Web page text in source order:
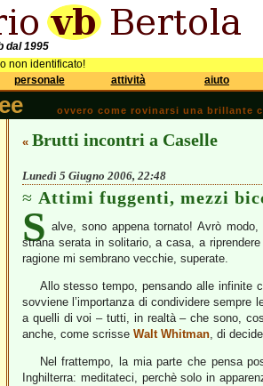
dal 1995
non identificato!
personale attività aiuto
ovvero come rovinarsi una brillante
« Brutti incontri a Caselle
Lunedì 5 Giugno 2006, 22:48
Attimi fuggenti, mezzi
S alve, sono appena tornato! Avrò
strana serata in solitario, a casa, a
ragione mi sembrano vecchie, superate.
Allo stesso tempo, pensando alle infinite
sovviene l’importanza di condividere
a quelli di voi – tutti, in realtà – che sono,
anche, come scrisse Walt Whitman, di
Nel frattempo, la mia parte che pensa
Inghilterra: meditateci, perchè solo in